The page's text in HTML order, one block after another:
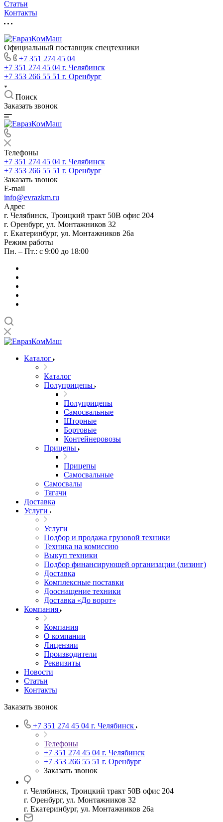
Статьи
Контакты
Официальный поставщик спецтехники
+7 351 274 45 04
+7 351 274 45 04 г. Челябинск
+7 353 266 55 51 г. Оренбург
Поиск
Заказать звонок
Телефоны
+7 351 274 45 04 г. Челябинск
+7 353 266 55 51 г. Оренбург
Заказать звонок
E-mail
info@evrazkm.ru
Адрес
г. Челябинск, Троицкий тракт 50В офис 204
г. Оренбург, ул. Монтажников 32
г. Екатеринбург, ул. Монтажников 26а
Режим работы
Пн. – Пт.: с 9:00 до 18:00
Каталог
Каталог
Полуприцепы
Полуприцепы
Самосвальные
Шторные
Бортовые
Контейнеровозы
Прицепы
Прицепы
Самосвальные
Самосвалы
Тягачи
Доставка
Услуги
Услуги
Подбор и продажа грузовой техники
Техника на комиссию
Выкуп техники
Подбор финансирующей организации (лизинг)
Доставка
Комплексные поставки
Дооснащение техники
Доставка «До ворот»
Компания
Компания
О компании
Лицензии
Производители
Реквизиты
Новости
Статьи
Контакты
Заказать звонок
+7 351 274 45 04 г. Челябинск
Телефоны
+7 351 274 45 04 г. Челябинск
+7 353 266 55 51 г. Оренбург
Заказать звонок
г. Челябинск, Троицкий тракт 50В офис 204
г. Оренбург, ул. Монтажников 32
г. Екатеринбург, ул. Монтажников 26а